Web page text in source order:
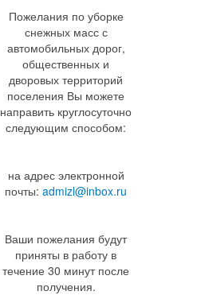
Пожелания по уборке
снежных масс с
автомобильных дорог,
общественных и
дворовых территорий
поселения Вы можете
направить круглосуточно
следующим способом:
на адрес электронной
почты:admizl@inbox.ru
Ваши пожелания будут
приняты в работу в
течение 30 минут после
получения.